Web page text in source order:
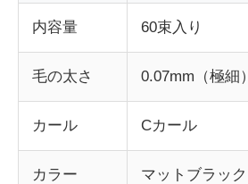
内容量 60束入り
毛の太さ 0.07mm（極細）
カール Cカール
カラー マットブラック